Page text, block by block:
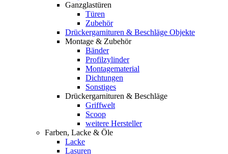
Ganzglastüren
Türen
Zubehör
Drückergarnituren & Beschläge Objekte
Montage & Zubehör
Bänder
Profilzylinder
Montagematerial
Dichtungen
Sonstiges
Drückergarnituren & Beschläge
Griffwelt
Scoop
weitere Hersteller
Farben, Lacke & Öle
Lacke
Lasuren